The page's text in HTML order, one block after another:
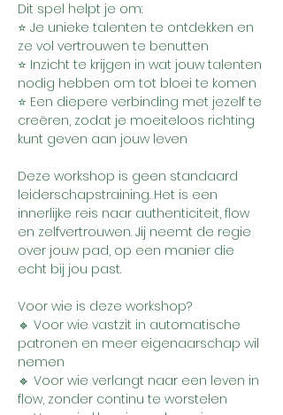
Dit spel helpt je om:
⭐ Je unieke talenten te ontdekken en
ze vol vertrouwen te benutten
⭐ Inzicht te krijgen in wat jouw talenten
nodig hebben om tot bloei te komen
⭐ Een diepere verbinding met jezelf te
creëren, zodat je moeiteloos richting
kunt geven aan jouw leven
Deze workshop is geen standaard
leiderschapstraining. Het is een
innerlijke reis naar authenticiteit, flow
en zelfvertrouwen. Jij neemt de regie
over jouw pad, op een manier die
echt bij jou past.
Voor wie is deze workshop?
🔹 Voor wie vastzit in automatische
patronen en meer eigenaarschap wil
nemen
🔹 Voor wie verlangt naar een leven in
flow, zonder continu te worstelen